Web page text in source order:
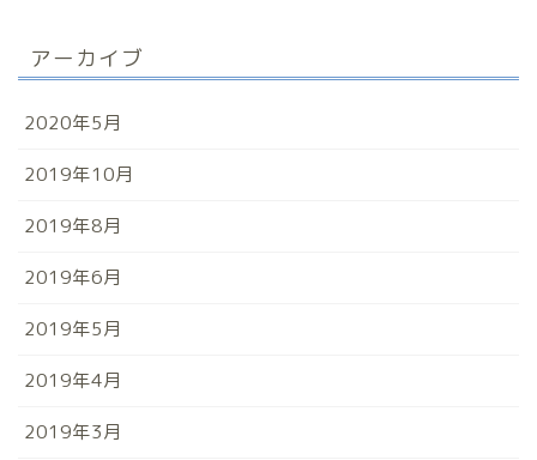
アーカイブ
2020年5月
2019年10月
2019年8月
2019年6月
2019年5月
2019年4月
2019年3月